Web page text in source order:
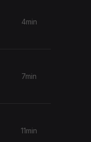
4min
7min
11min